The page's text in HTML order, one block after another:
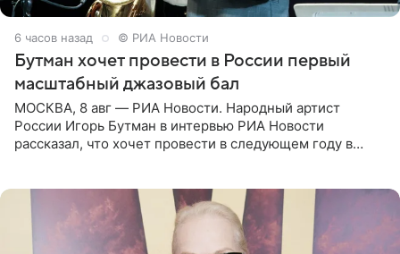
6 часов назад © РИА Новости
Бутман хочет провести в России первый
масштабный джазовый бал
МОСКВА, 8 авг — РИА Новости. Народный артист
России Игорь Бутман в интервью РИА Новости
рассказал, что хочет провести в следующем году в